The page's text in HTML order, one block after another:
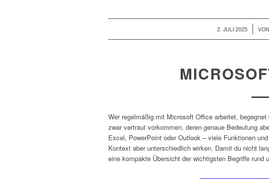
2. JULI 2025 VON
Wer regelmäßig mit Microsoft Office arbeitet,
zwar vertraut vorkommen, deren genaue Bedeutung
Excel, PowerPoint oder Outlook – viele Funktionen
Kontext aber unterschiedlich wirken. Damit du nicht
eine kompakte Übersicht der wichtigsten Begriffe rund